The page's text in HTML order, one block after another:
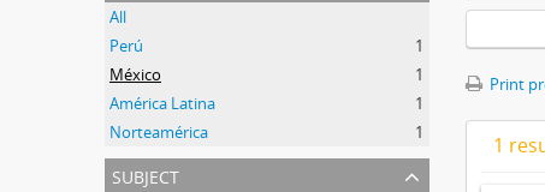
All
Perú
1
México
1
América Latina
1
Norteamérica
1
subject
Print
1